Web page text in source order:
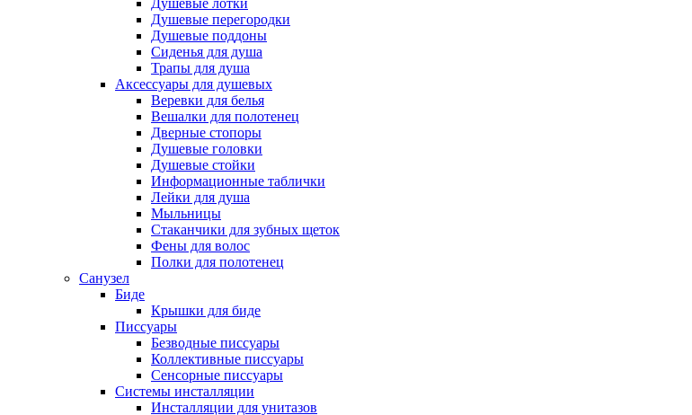
Душевые лотки
Душевые перегородки
Душевые поддоны
Сиденья для душа
Трапы для душа
Аксессуары для душевых
Веревки для белья
Вешалки для полотенец
Дверные стопоры
Душевые головки
Душевые стойки
Информационные таблички
Лейки для душа
Мыльницы
Стаканчики для зубных щеток
Фены для волос
Полки для полотенец
Санузел
Биде
Крышки для биде
Писсуары
Безводные писсуары
Коллективные писсуары
Сенсорные писсуары
Системы инсталляции
Инсталляции для унитазов